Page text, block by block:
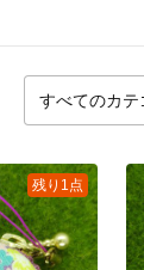
残り1点